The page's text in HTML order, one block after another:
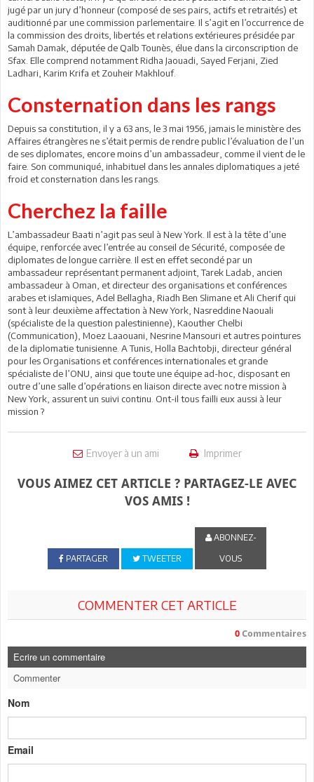
jugé par un jury d’honneur (composé de ses pairs, actifs et retraités) et
auditionné par une commission parlementaire. Il s’agit en l’occurrence de
la commission des droits, libertés et relations extérieures présidée par
Samah Damak, députée de Qalb Tounès, élue dans la circonscription de
Sfax. Elle comprend notamment Ridha Jaouadi, Sayed Ferjani, Zied
Ladhari, Karim Krifa et Zouheir Makhlouf.
Consternation dans les rangs
Depuis sa constitution, il y a 63 ans, le 3 mai 1956, jamais le ministère des
Affaires étrangères ne s’était permis de rendre public l’évaluation de l’un
de ses diplomates, encore moins d’un ambassadeur, comme il vient de le
faire. Son communiqué, inhabituel dans les annales diplomatiques a jeté
froid et consternation dans les rangs.
Cherchez la faille
L’ambassadeur Baati n’agit pas seul à New York. Il est à la tête d’une
équipe, renforcée avec l’entrée au conseil de Sécurité, composée de
diplomates de longue carrière. Il est en effet secondé par un
ambassadeur représentant permanent adjoint, Tarek Ladab, ancien
ambassadeur à Oman, et directeur des organisations et conférences
arabes et islamiques, Adel Bellagha, Riadh Ben Slimane et Ali Cherif qui
sont à leur deuxième affectation à New York, Nasreddine Naouali
(spécialiste de la question palestinienne), Kaouther Chelbi
(Communication), Moez Laaouani, Nesrine Mansouri et autres pointures
de la diplomatie tunisienne. A Tunis, Holla Bachtobji, directeur général
pour les Organisations et conférences internationales et grande
spécialiste de l’ONU, ainsi que toute une équipe ad-hoc, disposant en
outre d’une salle d’opérations en liaison directe avec notre mission à
New York, assurent un suivi continu. Ont-il tous failli eux aussi à leur
mission ?
Envoyer à un ami Imprimer
VOUS AIMEZ CET ARTICLE ? PARTAGEZ-LE AVEC
VOS AMIS !
PARTAGER TWEETER
ABONNEZ-
VOUS
COMMENTER CET ARTICLE
0 Commentaires
Ecrire un commentaire
Commenter
Nom
Email